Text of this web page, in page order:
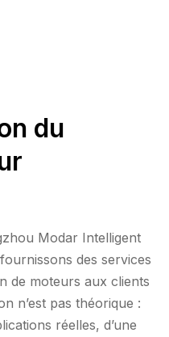
du
Modar Intelligent
des services
de moteurs aux clients
n’est pas théorique :
réelles, d’une